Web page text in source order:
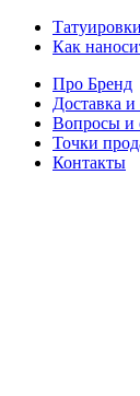
Татуировки
Как
Про Бренд
Доставка и
Вопросы и
Точки
Контакты